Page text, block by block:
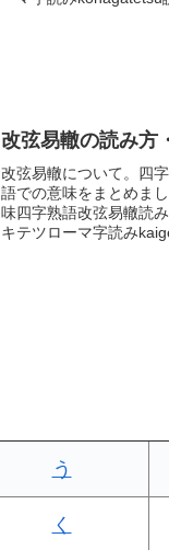
改弦易轍の読み方
改弦易轍について。四
語での意味をまとめま
味四字熟語改弦易轍読
キテツローマ字読み
う
く